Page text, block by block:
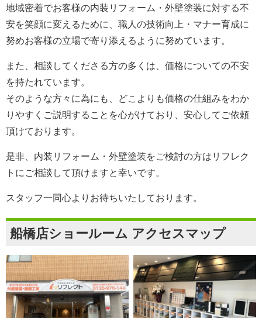
地域密着でお客様の内装リフォーム・外壁塗装に対する不
安を笑顔に変えるために、職人の技術向上・マナー育成に
努めお客様の立場で寄り添えるように努めています。
また、相談してくださる方の多くは、価格についての不安
を持たれています。
そのような方々に為にも、どこよりも価格の仕組みをわか
りやすくご説明することを心がけており、安心してご依頼
頂けております。
是非、内装リフォーム・外壁塗装をご検討の方は リフレク
ト にご相談して頂けますと幸いです。
スタッフ一同心よりお待ちいたしております。
船橋店ショールーム アクセスマップ